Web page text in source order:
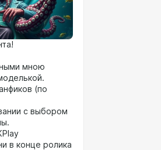
мною
(по
с выбором
в конце ролика